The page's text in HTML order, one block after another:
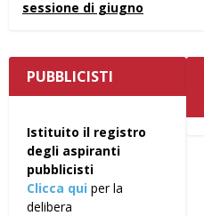
sessione di giugno
PUBBLICISTI
Istituito il registro
degli aspiranti
pubblicisti
Clicca qui per la
delibera